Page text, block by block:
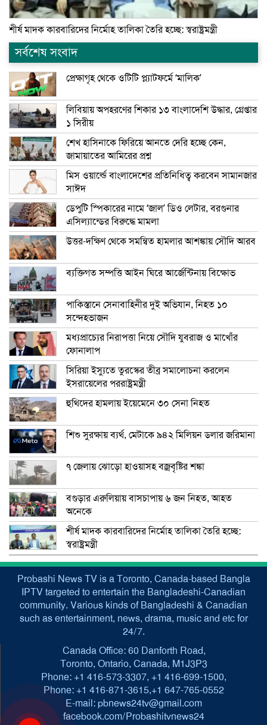
শীর্ষ মাদক কারবারিদের নির্মোহ তালিকা তৈরি হচ্ছে: স্বরাষ্ট্রমন্ত্রী
সর্বশেষ সংবাদ
প্রেক্ষাগৃহ থেকে ওটিটি প্ল্যাটফর্মে ‘মালিক’
লিবিয়ায় অপহরণের শিকার ১৩ বাংলাদেশি উদ্ধার, গ্রেপ্তার
১ সিরীয়
শেখ হাসিনাকে ফিরিয়ে আনতে দেরি হচ্ছে কেন,
জামায়াতের আমিরের প্রশ্ন
মিস ওয়ার্ল্ডে বাংলাদেশের প্রতিনিধিত্ব করবেন সামানজার
সাঈদ
ডেপুটি স্পিকারের নামে ‘জাল’ ডিও লেটার, বরগুনার
এসিল্যান্ডের বিরুদ্ধে মামলা
উত্তর-দক্ষিণ থেকে সমন্বিত হামলার আশঙ্কায় সৌদি আরব
ব্যক্তিগত সম্পত্তি আইন ঘিরে আর্জেন্টিনায় বিক্ষোভ
পাকিস্তানে সেনাবাহিনীর দুই অভিযান, নিহত ১০
সন্দেহভাজন
মধ্যপ্রাচ্যের নিরাপত্তা নিয়ে সৌদি যুবরাজ ও মাখোঁর
ফোনালাপ
সিরিয়া ইস্যুতে তুরস্কের তীব্র সমালোচনা করলেন
ইসরায়েলের পররাষ্ট্রমন্ত্রী
হুথিদের হামলায় ইয়েমেনে ৩০ সেনা নিহত
শিশু সুরক্ষায় ব্যর্থ, মেটাকে ৯৪২ মিলিয়ন ডলার জরিমানা
৭ জেলায় ঝোড়ো হাওয়াসহ বজ্রবৃষ্টির শঙ্কা
বগুড়ার এরুলিয়ায় বাসচাপায় ৬ জন নিহত, আহত
অনেকে
শীর্ষ মাদক কারবারিদের নির্মোহ তালিকা তৈরি হচ্ছে:
স্বরাষ্ট্রমন্ত্রী
Probashi News TV is a Toronto, Canada-based Bangla
IPTV targeted to entertain the Bangladeshi-Canadian
community. Various kinds of Bangladeshi & Canadian
such as entertainment, news, drama, music and etc for
24/7.
Canada Office: 60 Danforth Road,
Toronto, Ontario, Canada, M1J3P3
Phone: +1 416-573-3307, +1 416-699-1500,
Phone: +1 416-871-3615,+1 647-765-0552
E-mail: pbnews24tv@gmail.com
facebook.com/Probashitvnews24